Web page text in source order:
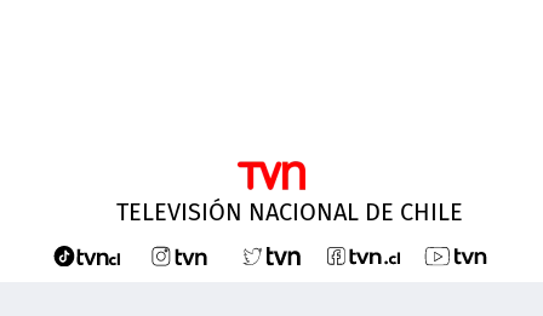
TELEVISIÓN NACIONAL DE CHILE